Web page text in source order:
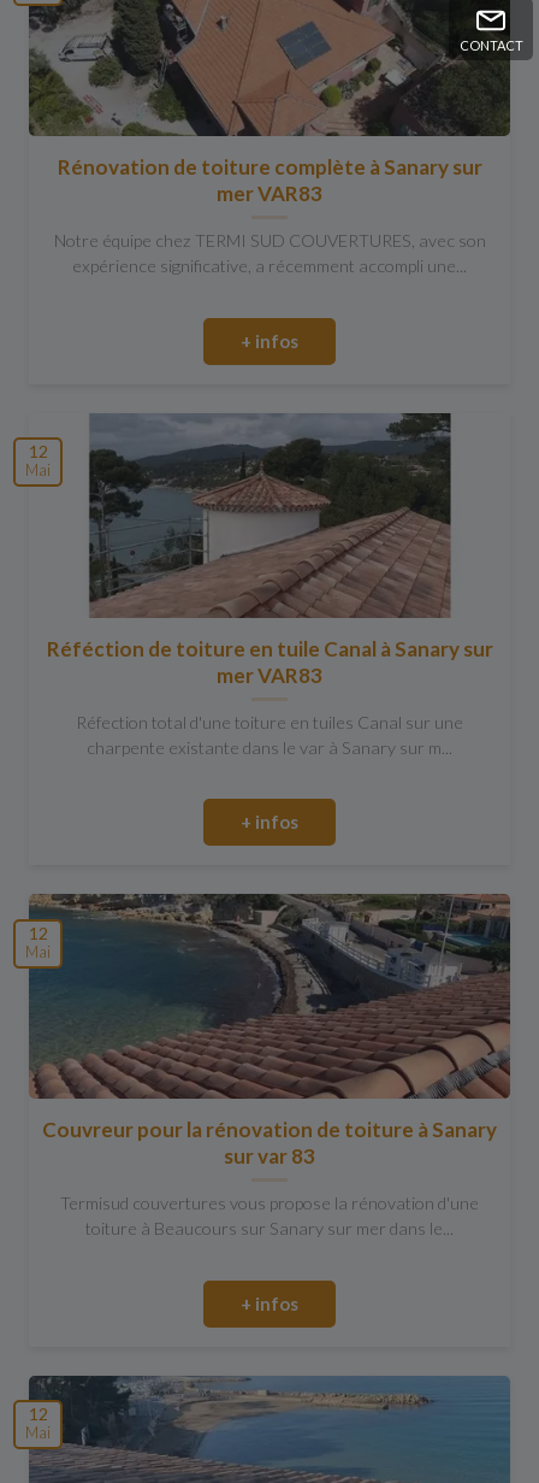
CONTACT
Rénovation de toiture complète à Sanary sur
mer VAR83
Notre équipe chez TERMI SUD COUVERTURES, avec son
expérience significative, a récemment accompli une...
+ infos
12
Mai
Réféction de toiture en tuile Canal à Sanary sur
mer VAR83
Réfection total d'une toiture en tuiles Canal sur une
charpente existante dans le var à Sanary sur m...
+ infos
12
Mai
Couvreur pour la rénovation de toiture à Sanary
sur var 83
Termisud couvertures vous propose la rénovation d'une
toiture à Beaucours sur Sanary sur mer dans le...
+ infos
12
Mai